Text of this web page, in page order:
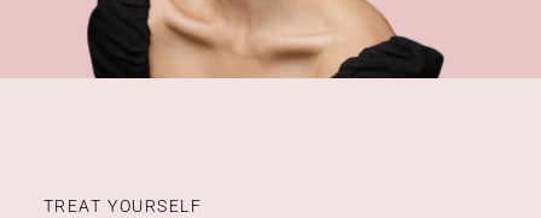
TREAT YOURSELF